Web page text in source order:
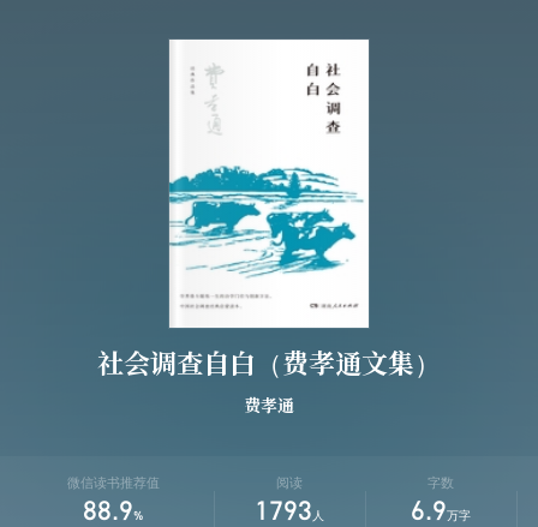
社会调查自白（费孝通文集）
费孝通
微信读书推荐值
88.9%
阅读
1793 人
字数
6.9 万字